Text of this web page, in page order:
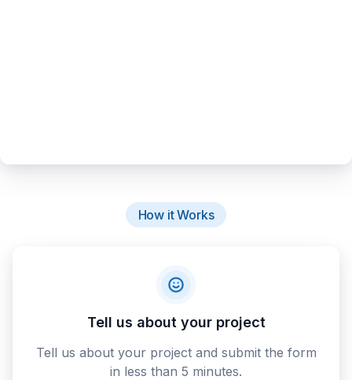
How it Works
Tell us about your project
Tell us about your project and submit the form
in less than 5 minutes.